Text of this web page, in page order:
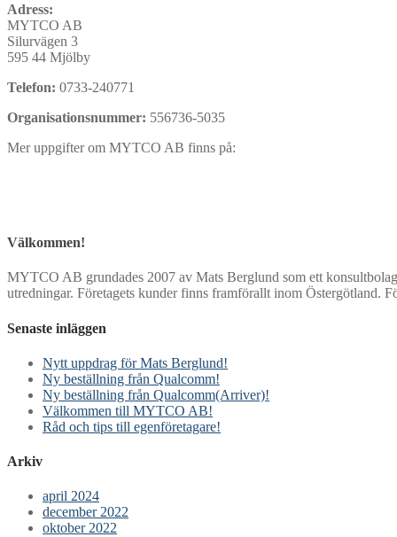
Adress:
MYTCO AB
Silurvägen 3
595 44 Mjölby
Telefon: 0733-240771
Organisationsnummer: 556736-5035
Mer uppgifter om MYTCO AB finns på:
Välkommen!
MYTCO AB grundades 2007 av Mats Berglund som ett
utredningar. Företagets kunder finns framförallt inom Östergötland.
Senaste inläggen
Nytt uppdrag för Mats Berglund!
Ny beställning från Qualcomm!
Ny beställning från Qualcomm(Arriver)!
Välkommen till MYTCO AB!
Råd och tips till egenföretagare!
Arkiv
april 2024
december 2022
oktober 2022